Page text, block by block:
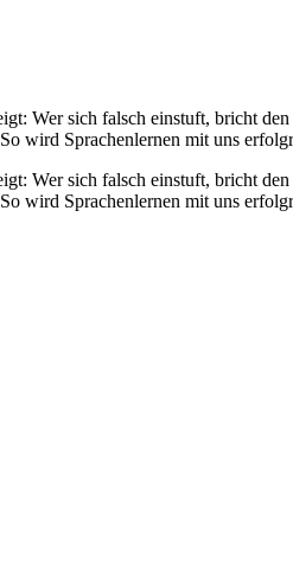
Wer sich falsch einstuft, bricht
wird Sprachenlernen mit uns
Wer sich falsch einstuft, bricht
wird Sprachenlernen mit uns